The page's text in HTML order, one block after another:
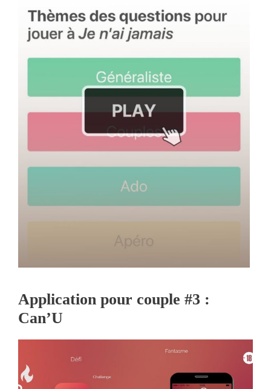
Application pour couple #3 :
Can’U